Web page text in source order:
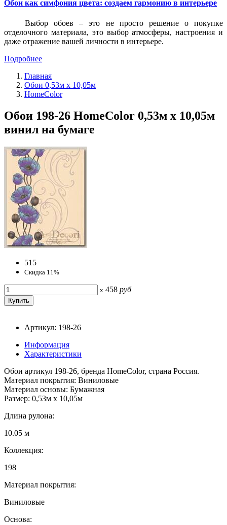
Обои как симфония цвета: создаем гармонию в интерьере
Выбор обоев – это не просто решение о покупке
отделочного материала, это выбор атмосферы, настроения и
даже отражение вашей личности в интерьере.
Подробнее
Главная
Обои 0,53м x 10,05м
HomeColor
Обои 198-26 HomeColor 0,53м x 10,05м
винил на бумаге
515
Скидка 11%
x 458 руб
Артикул: 198-26
Информация
Характеристики
Обои артикул 198-26, бренда HomeColor, страна Россия.
Материал покрытия: Виниловые
Материал основы: Бумажная
Размер: 0,53м x 10,05м
Длина рулона:
10.05 м
Коллекция:
198
Материал покрытия:
Виниловые
Основа: